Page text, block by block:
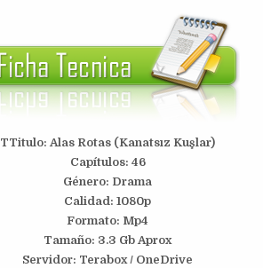
TTitulo: Alas Rotas (Kanatsız Kuşlar)
Capítulos: 46
Género: Drama
Calidad: 1080p
Formato: Mp4
Tamaño: 3.3 Gb Aprox
Servidor: Terabox / OneDrive